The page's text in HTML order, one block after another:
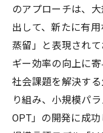
のアプローチは、
出して、新たに有
蒸留」と表現され
ギー効率の向上に
社会課題を解決す
り組み、小規模パ
OPT」の開発に成